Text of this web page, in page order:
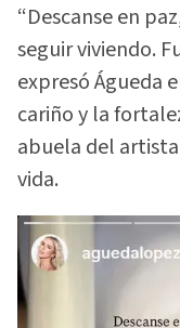
“Descanse en
seguir viviendo.
expresó Águeda
cariño y la
abuela del
vida.